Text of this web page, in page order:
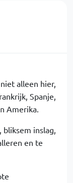
alleen hier,
Spanje,
Amerika.
inslag,
en te